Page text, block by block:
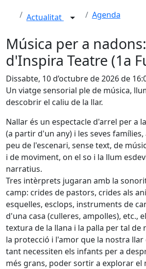
Actualitat Agenda
Música per a
d'Inspira Teatre (1a
Dissabte, 10 d’octubre de 2026 de
Un viatge sensorial ple de música,
descobrir el caliu de la llar.
Nallar és un espectacle d'arrel per a
(a partir d'un any) i les seves
peu de l'escenari, sense text, de
i de moviment, on el so i la llum
narratius.
Tres intèrprets jugaran amb la
camp: crides de pastors, crides als
esquelles, esclops, instruments de
d'una casa (culleres, ampolles), etc.,
textura de la llana i la palla per tal de
la protecció i l'amor que la nostra
tant necessiten els infants per a
més grans, poder sortir a explorar el